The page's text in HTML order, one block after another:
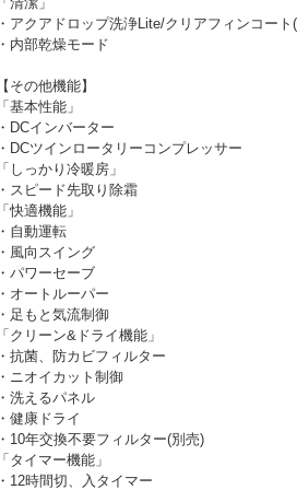
・アクアドロップ洗浄Lite/クリアフィンコート
・内部乾燥モード
【その他機能】
「基本性能」
・DCインバーター
・DCツインロータリーコンプレッサー
「しっかり冷暖房」
・スピード先取り除霜
「快適機能」
・自動運転
・風向スイング
・パワーセーブ
・オートルーパー
・足もと気流制御
「クリーン&ドライ機能」
・抗菌、防カビフィルター
・ニオイカット制御
・洗えるパネル
・健康ドライ
・10年交換不要フィルター(別売)
「タイマー機能」
・12時間切、入タイマー